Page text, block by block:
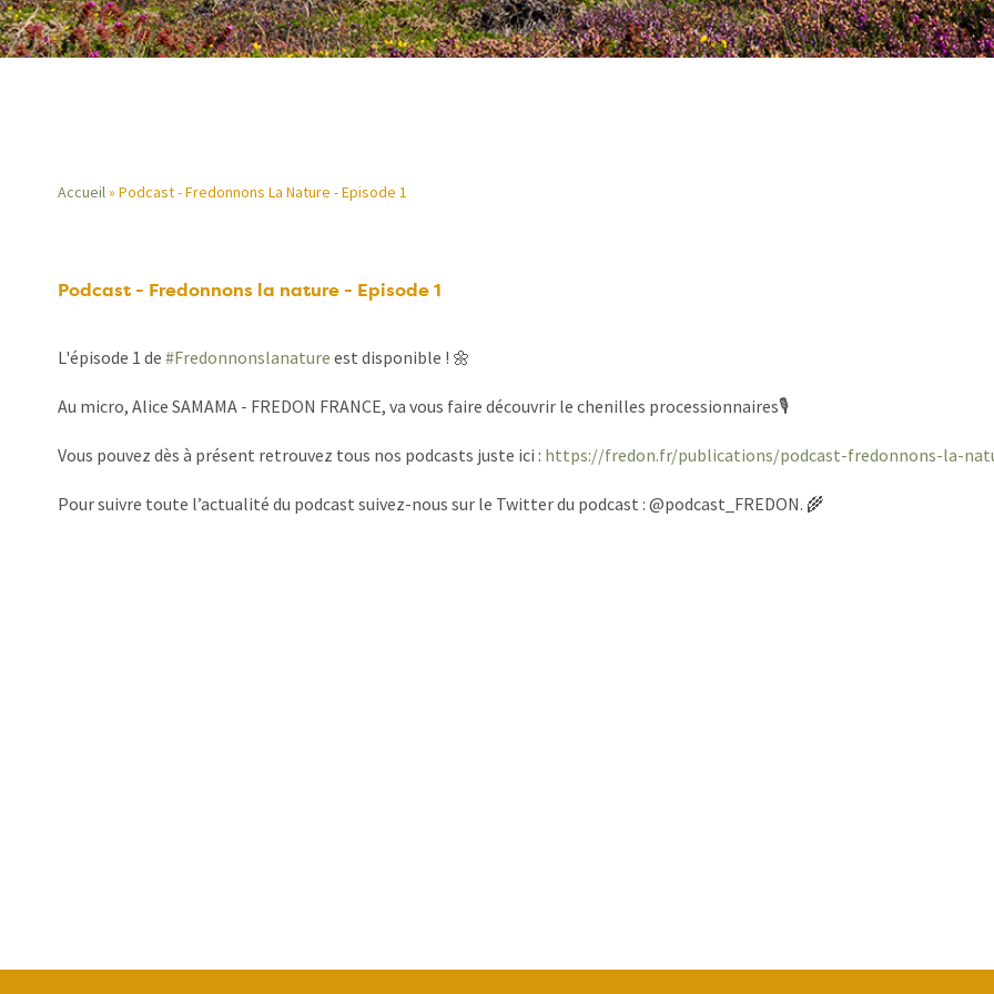
d'Ariane
Accueil Podcast - Fredonnons La Nature - Episode 1
Podcast - Fredonnons la nature - Episode 1
L'épisode 1 de #Fredonnonslanature est disponible ! 🌼
Au micro, Alice SAMAMA - FREDON FRANCE, va vous faire découvrir le chenilles processionnaires🎙
Vous pouvez dès à présent retrouvez tous nos podcasts juste ici : https://fredon.fr/publications/podcast-fredonnons-la-
Pour suivre toute l’actualité du podcast suivez-nous sur le Twitter du podcast : @podcast_FREDON. 🌾